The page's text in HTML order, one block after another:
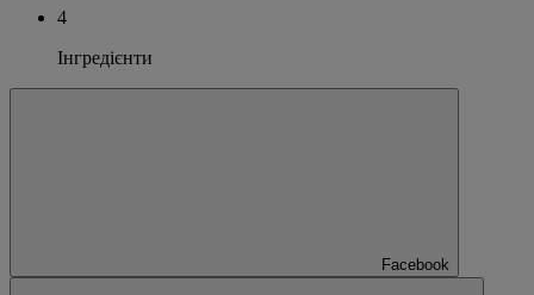
4
Інгредієнти
Facebook